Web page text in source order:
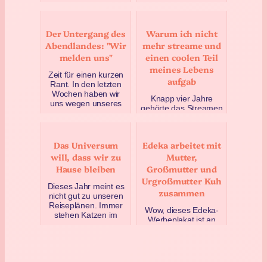
Das Universum
will, dass wir zu
Hause bleiben
Dieses Jahr meint es
nicht gut zu unseren
Reiseplänen. Immer
stehen Katzen im
Warum ich nicht
mehr streame und
einen coolen Teil
meines Lebens
aufgab
Knapp vier Jahre
gehörte das Streamen
Lebens, in der i…
April 20, 2025
Edeka arbeitet mit
Mutter,
Großmutter und
Urgroßmutter Kuh
zusammen
Wow, dieses Edeka-
Werbeplakat ist an
wieder …
April 9, 2025
März 27, 2025
Der Untergang des
Abendlandes: "Wir
melden uns"
Zeit für einen kurzen
Rant. In den letzten
Wochen haben wir
uns wegen unseres
August 9, 2023